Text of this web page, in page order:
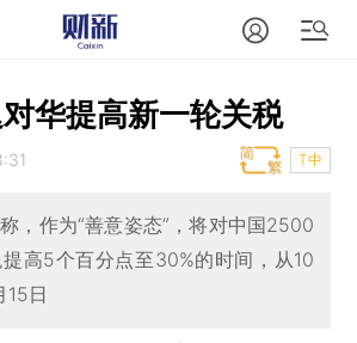
华提高新一轮关税
T中
，作为“善意姿态”，将对中国2500
高5个百分点至30%的时间，从10
15日